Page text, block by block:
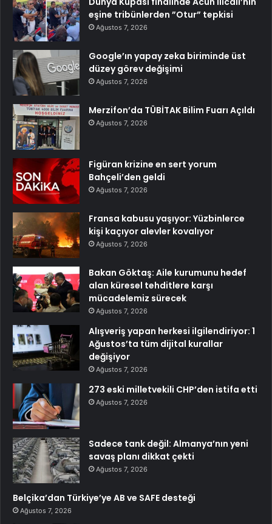
eşine tribünlerden ”Otur” tepkisi
Ağustos 7, 2026
Google’ın yapay zeka biriminde üst
düzey görev değişimi
Ağustos 7, 2026
Merzifon’da TÜBİTAK Bilim Fuarı Açıldı
Ağustos 7, 2026
Figüran krizine en sert yorum
Bahçeli’den geldi
Ağustos 7, 2026
Fransa kabusu yaşıyor: Yüzbinlerce
kişi kaçıyor alevler kovalıyor
Ağustos 7, 2026
Bakan Göktaş: Aile kurumunu hedef
alan küresel tehditlere karşı
mücadelemiz sürecek
Ağustos 7, 2026
Alışveriş yapan herkesi ilgilendiriyor: 1
Ağustos’ta tüm dijital kurallar
değişiyor
Ağustos 7, 2026
273 eski milletvekili CHP’den istifa etti
Ağustos 7, 2026
Sadece tank değil: Almanya’nın yeni
savaş planı dikkat çekti
Ağustos 7, 2026
Belçika’dan Türkiye’ye AB ve SAFE desteği
Ağustos 7, 2026